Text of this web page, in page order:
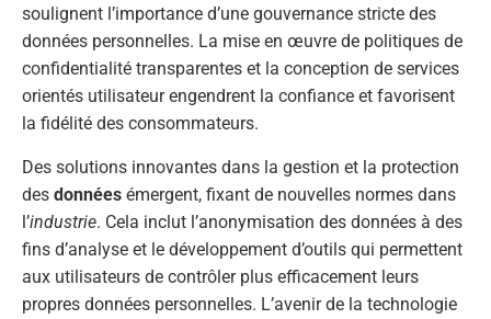
soulignent l’importance d’une gouvernance stricte des
données personnelles. La mise en œuvre de politiques de
confidentialité transparentes et la conception de services
orientés utilisateur engendrent la confiance et favorisent
la fidélité des consommateurs.
Des solutions innovantes dans la gestion et la protection
des données émergent, fixant de nouvelles normes dans
l’industrie. Cela inclut l’anonymisation des données à des
fins d’analyse et le développement d’outils qui permettent
aux utilisateurs de contrôler plus efficacement leurs
propres données personnelles. L’avenir de la technologie